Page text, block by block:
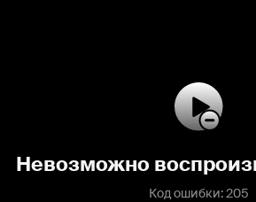
Невозможно
Код ошибки: 205